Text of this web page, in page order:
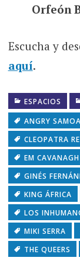
Orfeón
Escucha y
aquí.
ESPACIOS
ANGRY
CLEOPATRA
EM
GINÉS
KING ÁFRICA
LOS
MIKI SERRA
THE QUEERS